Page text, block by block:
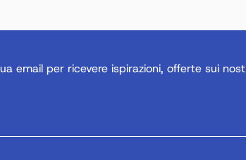
email per ricevere ispirazioni, offerte sui